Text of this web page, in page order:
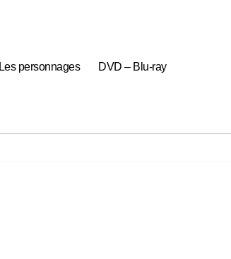
Les personnages DVD – Blu-ray